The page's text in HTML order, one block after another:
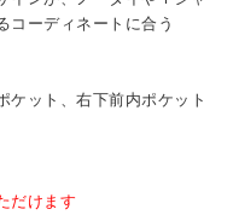
コーディネートに合う
ケット、右下前内ポケット
だけます